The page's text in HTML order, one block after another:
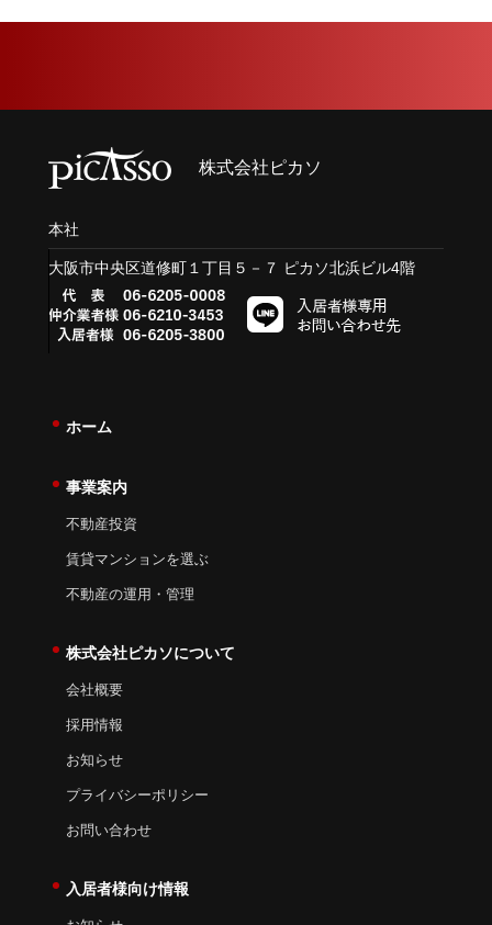
株式会社ピカソ
本社
大阪市中央区道修町１丁目５－７ ピカソ北浜ビル4階
ホーム
事業案内
不動産投資
賃貸マンションを選ぶ
不動産の運用・管理
株式会社ピカソについて
会社概要
採用情報
お知らせ
プライバシーポリシー
お問い合わせ
入居者様向け情報